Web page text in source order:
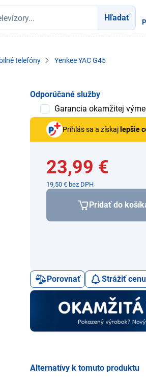
Hľadať
telefóny Yenkee YAC G45
Odporúčané služby
Garancia okamžitej
Prihlás sa a získaj lepšie
23,99 €
19,50 € bez DPH
Pridať do
Porovnať Strážiť
Alternatívy k tomuto produktu